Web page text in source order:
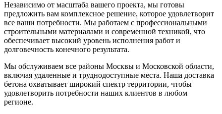
Независимо от масштаба вашего проекта, мы готовы
предложить вам комплексное решение, которое удовлетворит
все ваши потребности. Мы работаем с профессиональными
строительными материалами и современной техникой, что
обеспечивает высокий уровень исполнения работ и
долговечность конечного результата.
Мы обслуживаем все районы Москвы и Московской области,
включая удаленные и труднодоступные места. Наша доставка
бетона охватывает широкий спектр территории, чтобы
удовлетворить потребности наших клиентов в любом
регионе.